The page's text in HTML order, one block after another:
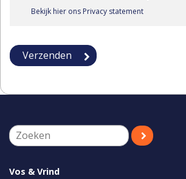
Bekijk hier ons Privacy statement
Vos & Vrind